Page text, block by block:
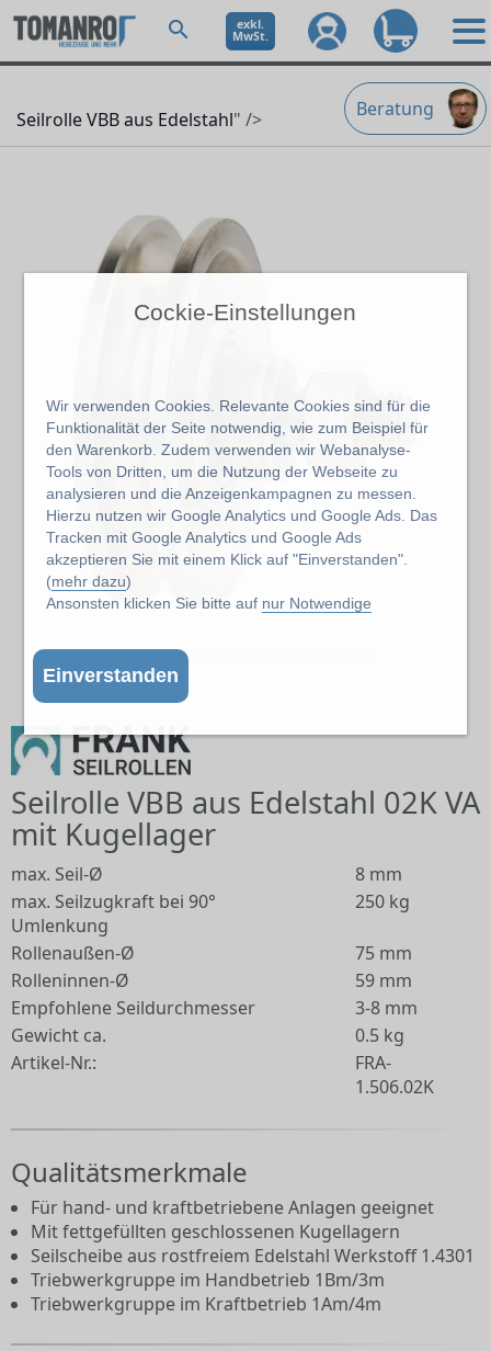
Cockie-Einstellungen
Wir verwenden Cookies. Relevante Cookies sind für die
Funktionalität der Seite notwendig, wie zum Beispiel für
den Warenkorb. Zudem verwenden wir Webanalyse-
Tools von Dritten, um die Nutzung der Webseite zu
analysieren und die Anzeigenkampagnen zu messen.
Hierzu nutzen wir Google Analytics und Google Ads. Das
Tracken mit Google Analytics und Google Ads
akzeptieren Sie mit einem Klick auf "Einverstanden".
(mehr dazu)
Ansonsten klicken Sie bitte auf nur Notwendige
Einverstanden
exkl.
MwSt.
Beratung
Seilrolle VBB aus Edelstahl" />
Abbildung kann abweichen vom Original
Seilrolle VBB aus Edelstahl 02K VA
mit Kugellager
max. Seil-Ø
8 mm
max. Seilzugkraft bei 90°
Umlenkung
250 kg
Rollenaußen-Ø
75 mm
Rolleninnen-Ø
59 mm
Empfohlene Seildurchmesser
3-8 mm
Gewicht ca.
0.5 kg
Artikel-Nr.:
FRA-
1.506.02K
Qualitätsmerkmale
Für hand- und kraftbetriebene Anlagen geeignet
Mit fettgefüllten geschlossenen Kugellagern
Seilscheibe aus rostfreiem Edelstahl Werkstoff 1.4301
Triebwerkgruppe im Handbetrieb 1Bm/3m
Triebwerkgruppe im Kraftbetrieb 1Am/4m